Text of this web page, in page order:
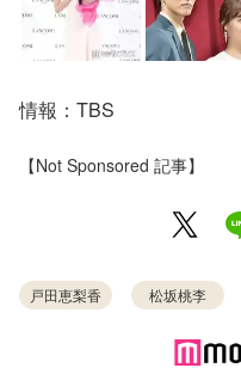
情報：TBS
【Not Sponsored 記事】
戸田恵梨香 松坂桃李